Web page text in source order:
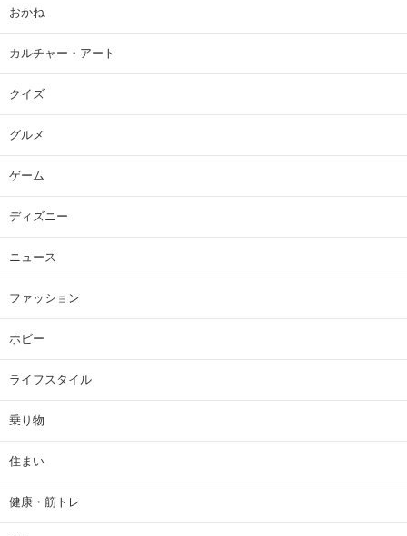
おかね
カルチャー・アート
クイズ
グルメ
ゲーム
ディズニー
ニュース
ファッション
ホビー
ライフスタイル
乗り物
住まい
健康・筋トレ